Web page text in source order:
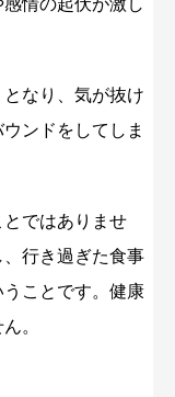
情の起伏が激し
となり、気が抜け
ンドをしてしま
ではありませ
行き過ぎた食事
ことです。健康
。